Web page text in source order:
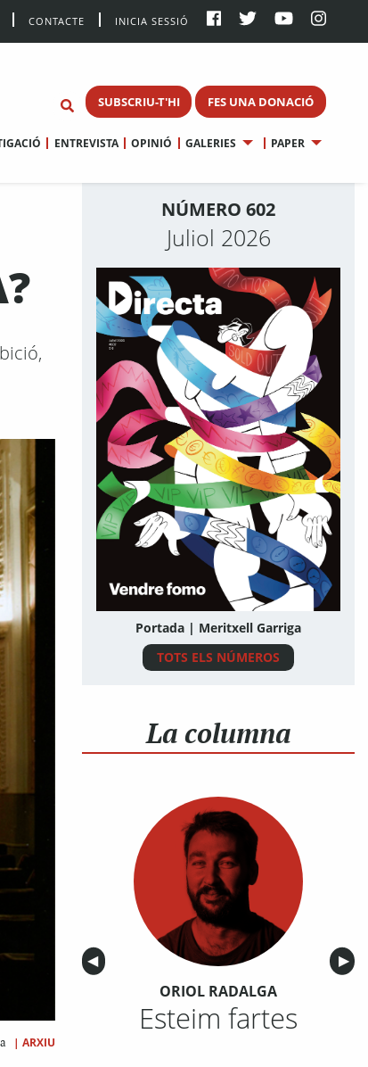
CONTACTE INICIA SESSIÓ
SUBSCRIU-T'HI FES UNA DONACIÓ
ENTREVISTA OPINIÓ GALERIES PAPER
| ARXIU
NÚMERO 602
Juliol 2026
Portada | Meritxell Garriga
TOTS ELS NÚMEROS
La columna
Anterior
◀︎ ▶︎
ORIOL RADALGA
Esteim fartes